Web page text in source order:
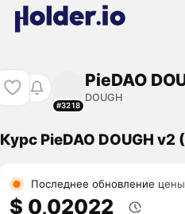
#3218
PieDAO
DOUGH
Курс PieDAO DOUGH v2
Последнее обновление
$ 0,02022